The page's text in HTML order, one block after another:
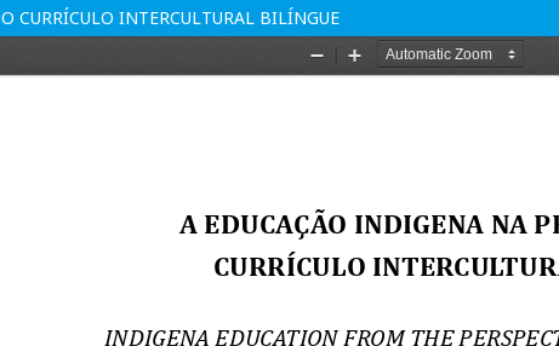
CURRÍCULO INTERCULTURAL BILÍNGUE